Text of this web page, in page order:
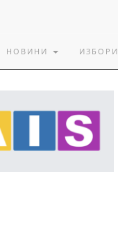
НОВИНИ ИЗБОРИ